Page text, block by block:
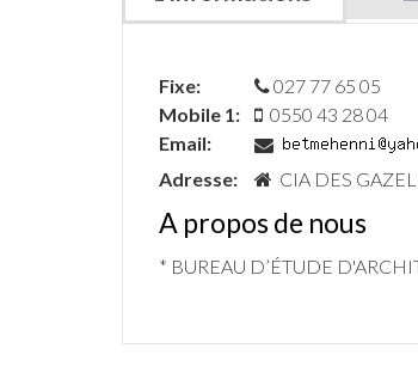
Fixe:
027 77 65 05
Mobile 1:
0550 43 28 04
Email:
Adresse:
CIA DES
A propos de nous
* BUREAU D’ÉTUDE